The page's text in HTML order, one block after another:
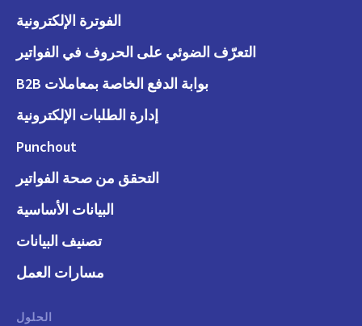
الفوترة الإلكترونية
التعرّف الضوئي على الحروف في الفواتير
بوابة الدفع الخاصة بمعاملات B2B
إدارة الطلبات الإلكترونية
Punchout
التحقق من صحة الفواتير
البيانات الأساسية
تصنيف البيانات
مسارات العمل
الحلول